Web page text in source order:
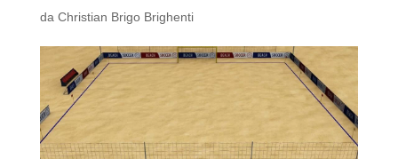
da Christian Brigo Brighenti